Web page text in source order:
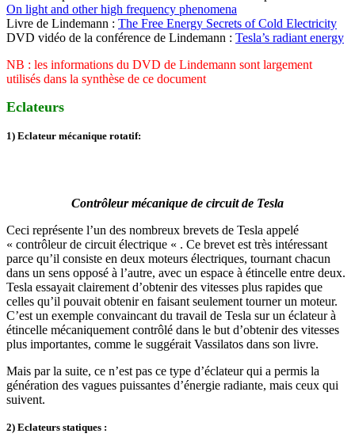
On light and other high frequency phenomena
Livre de Lindemann : The Free Energy Secrets of Cold Electricity
DVD vidéo de la conférence de Lindemann : Tesla’s radiant energy
NB : les informations du DVD de Lindemann sont largement
utilisés dans la synthèse de ce document
Eclateurs
1) Eclateur mécanique rotatif:
Contrôleur mécanique de circuit de Tesla
Ceci représente l’un des nombreux brevets de Tesla appelé
« contrôleur de circuit électrique « . Ce brevet est très intéressant
parce qu’il consiste en deux moteurs électriques, tournant chacun
dans un sens opposé à l’autre, avec un espace à étincelle entre deux.
Tesla essayait clairement d’obtenir des vitesses plus rapides que
celles qu’il pouvait obtenir en faisant seulement tourner un moteur.
C’est un exemple convaincant du travail de Tesla sur un éclateur à
étincelle mécaniquement contrôlé dans le but d’obtenir des vitesses
plus importantes, comme le suggérait Vassilatos dans son livre.
Mais par la suite, ce n’est pas ce type d’éclateur qui a permis la
génération des vagues puissantes d’énergie radiante, mais ceux qui
suivent.
2) Eclateurs statiques :